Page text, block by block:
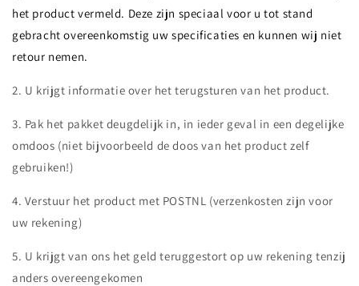
het product vermeld. Deze zijn speciaal voor u tot stand
gebracht overeenkomstig uw specificaties en kunnen wij niet
retour nemen.
2. U krijgt informatie over het terugsturen van het product.
3. Pak het pakket deugdelijk in, in ieder geval in een degelijke
omdoos (niet bijvoorbeeld de doos van het product zelf
gebruiken!)
4. Verstuur het product met POSTNL (verzenkosten zijn voor
uw rekening)
5. U krijgt van ons het geld teruggestort op uw rekening tenzij
anders overeengekomen